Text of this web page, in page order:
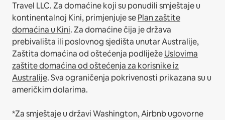
Travel LLC.Za domaćine koji su ponudili smještaje u
kontinentalnoj Kini, primjenjuje sePlan zaštite
domaćina u Kini.Za domaćine čija je država
prebivališta ili poslovnog sjedišta unutar Australije,
Zaštita domaćina od oštećenja podliježeUslovima
zaštite domaćina od oštećenja za korisnike iz
Australije. Sva ograničenja pokrivenosti prikazana su u
američkim dolarima.
*Za smještaje u državi Washington, Airbnb ugovorne